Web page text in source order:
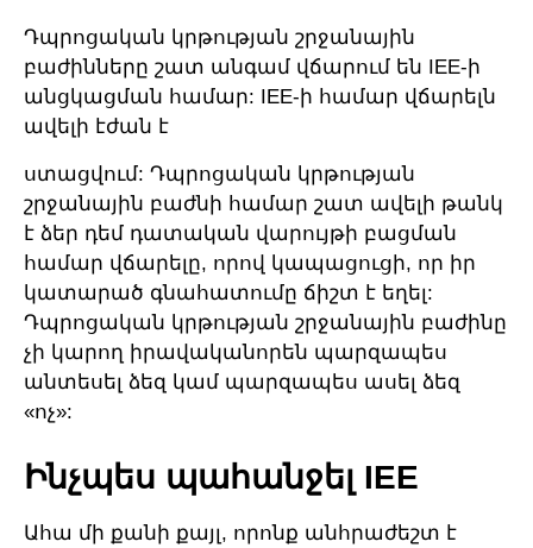
Դպրոցական կրթության շրջանային
բաժինները շատ անգամ վճարում են IEE-ի
անցկացման համար: IEE-ի համար վճարելն
ավելի էժան է
ստացվում: Դպրոցական կրթության
շրջանային բաժնի համար շատ ավելի թանկ
է ձեր դեմ դատական վարույթի բացման
համար վճարելը, որով կապացուցի, որ իր
կատարած գնահատումը ճիշտ է եղել:
Դպրոցական կրթության շրջանային բաժինը
չի կարող իրավականորեն պարզապես
անտեսել ձեզ կամ պարզապես ասել ձեզ
«ոչ»:
Ինչպես պահանջել IEE
Ահա մի քանի քայլ, որոնք անհրաժեշտ է